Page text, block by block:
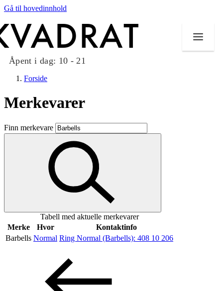
Gå til hovedinnhold
Åpent i dag: 10 - 21
Butikker
Mat og drikke
Taket på Kvadrat
Aktiviteter
Inspirasjon
Forside
Merkevarer
Finn merkevare
Tabell med aktuelle merkevarer
Merke
Hvor
Kontaktinfo
Barbells Normal Ring Normal (Barbells): 408 10 206